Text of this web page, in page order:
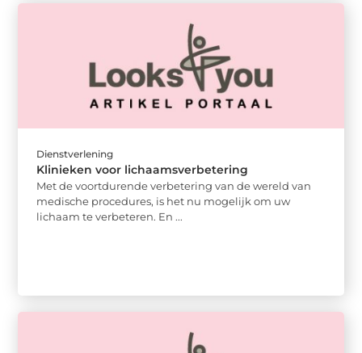
Dienstverlening
Klinieken voor lichaamsverbetering
Met de voortdurende verbetering van de wereld van
medische procedures, is het nu mogelijk om uw
lichaam te verbeteren. En ...